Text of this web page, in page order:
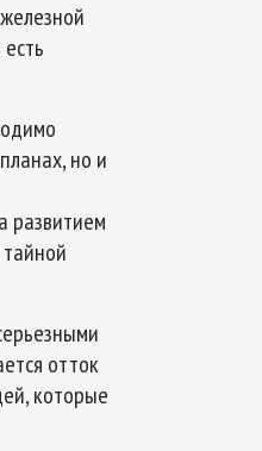
но и
развитием
отток
которые